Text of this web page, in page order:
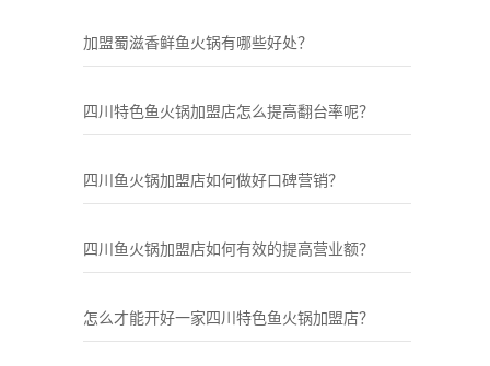
加盟蜀滋香鲜鱼火锅有哪些好处？
四川特色鱼火锅加盟店怎么提高翻台率呢？
四川鱼火锅加盟店如何做好口碑营销？
四川鱼火锅加盟店如何有效的提高营业额？
怎么才能开好一家四川特色鱼火锅加盟店？